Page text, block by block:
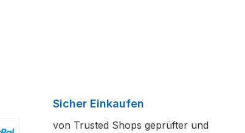
Sicher Einkaufen
von Trusted Shops geprüfter und